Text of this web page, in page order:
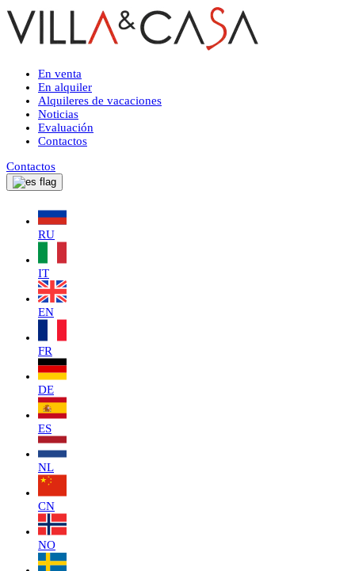
En venta
En alquiler
Alquileres de vacaciones
Noticias
Evaluación
Contactos
Contactos
RU
IT
EN
FR
DE
ES
NL
CN
NO